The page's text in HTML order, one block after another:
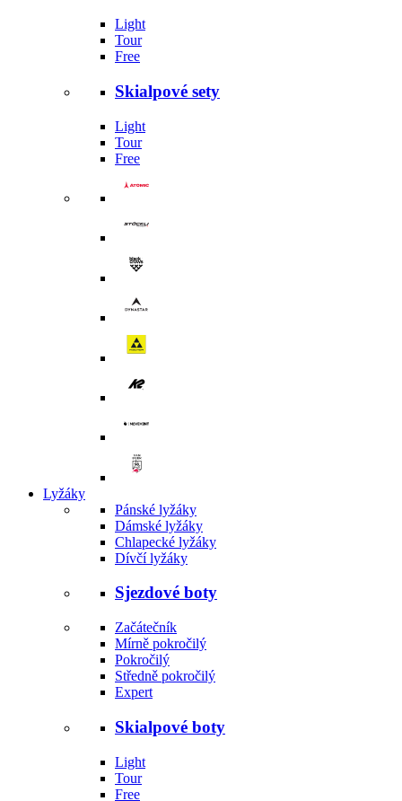
Light
Tour
Free
Skialpové sety
Light
Tour
Free
Lyžáky
Pánské lyžáky
Dámské lyžáky
Chlapecké lyžáky
Dívčí lyžáky
Sjezdové boty
Začátečník
Mírně pokročilý
Pokročilý
Středně pokročilý
Expert
Skialpové boty
Light
Tour
Free